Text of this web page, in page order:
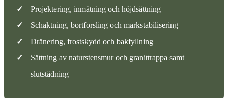
✓
Projektering, inmätning och höjdsättning
✓
Schaktning, bortforsling och markstabilisering
✓
Dränering, frostskydd och bakfyllning
✓
Sättning av naturstensmur och granittrappa samt
slutstädning